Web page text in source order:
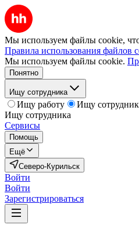
Мы используем файлы cookie,
Правила использования файлов
Мы используем файлы cookie.
Понятно
Ищу сотрудника
Ищу работу
Ищу
Ищу сотрудника
Сервисы
Помощь
Ещё
Северо-Курильск
Войти
Войти
Зарегистрироваться